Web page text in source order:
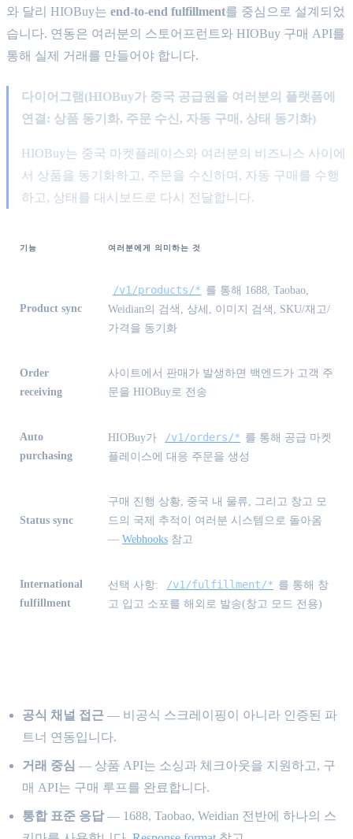
와 달리 HIOBuy는 end-to-end fulfillment를 중심으로 설계되었
습니다. 연동은 여러분의 스토어프런트와 HIOBuy 구매 API를
통해 실제 거래를 만들어야 합니다.
다이어그램(HIOBuy가 중국 공급원을 여러분의 플랫폼에
연결: 상품 동기화, 주문 수신, 자동 구매, 상태 동기화)
HIOBuy는 중국 마켓플레이스와 여러분의 비즈니스 사이에
서 상품을 동기화하고, 주문을 수신하며, 자동 구매를 수행
하고, 상태를 대시보드로 다시 전달합니다.
기능 여러분에게 의미하는 것
Product sync
/v1/products/* 를 통해 1688, Taobao,
Weidian의 검색, 상세, 이미지 검색, SKU/재고/
가격을 동기화
Order
receiving
사이트에서 판매가 발생하면 백엔드가 고객 주
문을 HIOBuy로 전송
Auto
purchasing
HIOBuy가 /v1/orders/* 를 통해 공급 마켓
플레이스에 대응 주문을 생성
Status sync
구매 진행 상황, 중국 내 물류, 그리고 창고 모
드의 국제 추적이 여러분 시스템으로 돌아옴
— Webhooks 참고
International
fulfillment
선택 사항: /v1/fulfillment/* 를 통해 창
고 입고 소포를 해외로 발송(창고 모드 전용)
공식 채널 접근 — 비공식 스크레이핑이 아니라 인증된 파
트너 연동입니다.
거래 중심 — 상품 API는 소싱과 체크아웃을 지원하고, 구
매 API는 구매 루프를 완료합니다.
통합 표준 응답— 1688, Taobao, Weidian 전반에 하나의 스